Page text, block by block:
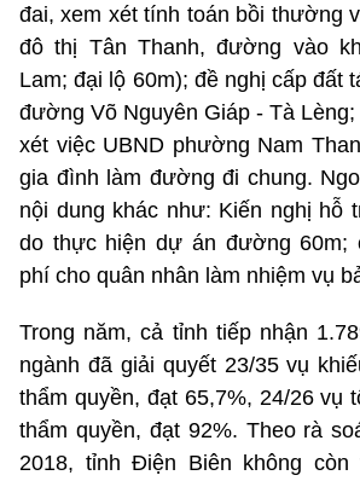
đai, xem xét tính toán bồi thường
đô thị Tân Thanh, đường vào
Lam; đại lộ 60m); đề nghị cấp đất
đường Võ Nguyên Giáp - Tà
xét việc UBND phường Nam
gia đình làm đường đi chung.
nội dung khác như: Kiến nghị hỗ
do thực hiện dự án đường 60m;
phí cho quân nhân làm nhiệm vụ
Trong năm, cả tỉnh tiếp nhận
ngành đã giải quyết 23/35 vụ
thẩm quyền, đạt 65,7%, 24/26 vụ
thẩm quyền, đạt 92%. Theo rà
2018, tỉnh Điện Biên không